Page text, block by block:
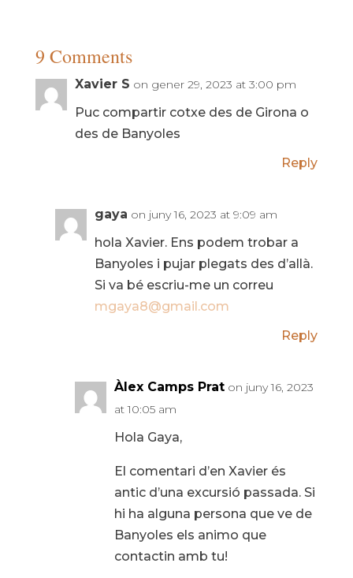
9 Comments
Xavier S on gener 29, 2023 at 3:00 pm
Puc compartir cotxe des de Girona o
des de Banyoles
Reply
gaya on juny 16, 2023 at 9:09 am
hola Xavier. Ens podem trobar a
Banyoles i pujar plegats des d’allà.
Si va bé escriu-me un correu
mgaya8@gmail.com
Reply
Àlex Camps Prat on juny 16, 2023
at 10:05 am
Hola Gaya,
El comentari d’en Xavier és
antic d’una excursió passada. Si
hi ha alguna persona que ve de
Banyoles els animo que
contactin amb tu!